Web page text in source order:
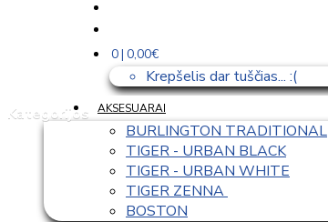
0 | 0,00€
Krepšelis dar tuščias... :(
Kategorijos
AKSESUARAI
BURLINGTON TRADITIONAL
TIGER - URBAN BLACK
TIGER - URBAN WHITE
TIGER ZENNA
BOSTON